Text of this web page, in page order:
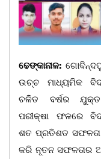
ଢେଙ୍କାନାଳ:
ଉଚ୍ଚ ମାଧ୍ୟମିକ
ଚଳିତ ବର୍ଷର
ପରୀକ୍ଷା ଫଳରେ
ଶତ ପ୍ରତିଶତ ସଫଳତା
କରି ନୂତନ ସଫଳତାର